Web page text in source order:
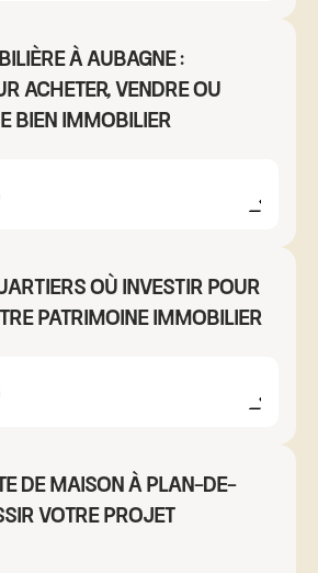
à Aubagne :
acheter, vendre ou
bien immobilier
où investir pour
patrimoine immobilier
de maison à Plan-de-
votre projet